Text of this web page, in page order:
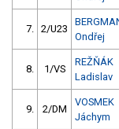
7. 2/U23
Ondřej
8. 1/VS
REŽŇÁK
Ladislav
9. 2/DM
VOSMEK
Jáchym